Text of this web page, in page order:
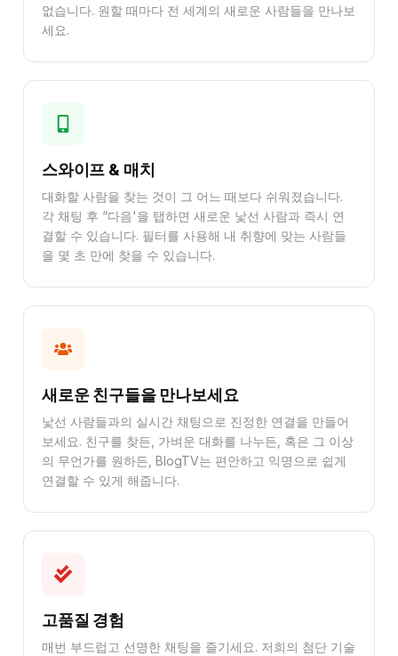
없습니다. 원할 때마다 전 세계의 새로운 사람들을 만나보
세요.
스와이프 & 매치
대화할 사람을 찾는 것이 그 어느 때보다 쉬워졌습니다.
각 채팅 후 “다음'을 탭하면 새로운 낯선 사람과 즉시 연
결할 수 있습니다. 필터를 사용해 내 취향에 맞는 사람들
을 몇 초 만에 찾을 수 있습니다.
새로운 친구들을 만나보세요
낯선 사람들과의 실시간 채팅으로 진정한 연결을 만들어
보세요. 친구를 찾든, 가벼운 대화를 나누든, 혹은 그 이상
의 무언가를 원하든, BlogTV는 편안하고 익명으로 쉽게
연결할 수 있게 해줍니다.
고품질 경험
매번 부드럽고 선명한 채팅을 즐기세요. 저희의 첨단 기술